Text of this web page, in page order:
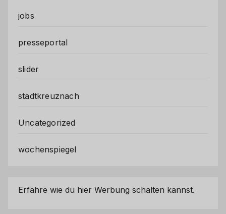
jobs
presseportal
slider
stadtkreuznach
Uncategorized
wochenspiegel
Erfahre wie du hier Werbung schalten kannst.